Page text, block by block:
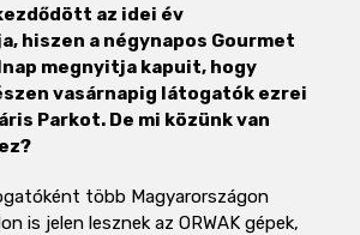
az idei év
hiszen a négynapos Gourmet
megnyitja kapuit, hogy
vasárnapig látogatók ezrei
Parkot. De mi közünk van
több Magyarországon
is jelen lesznek az ORWAK gépek,